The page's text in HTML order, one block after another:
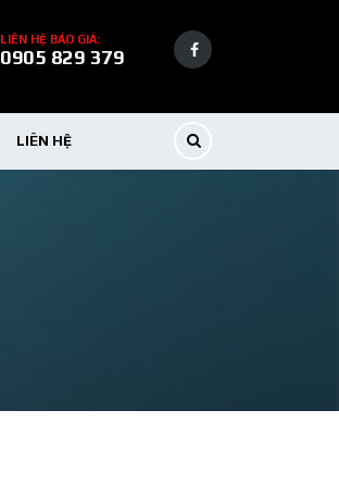
LIÊN HỆ BÁO GIÁ:
0905 829 379
LIÊN HỆ